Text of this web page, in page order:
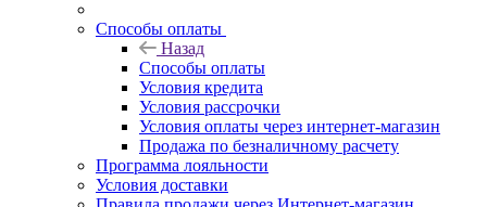
Способы оплаты
Назад
Способы оплаты
Условия кредита
Условия рассрочки
Условия оплаты через интернет-магазин
Продажа по безналичному расчету
Программа лояльности
Условия доставки